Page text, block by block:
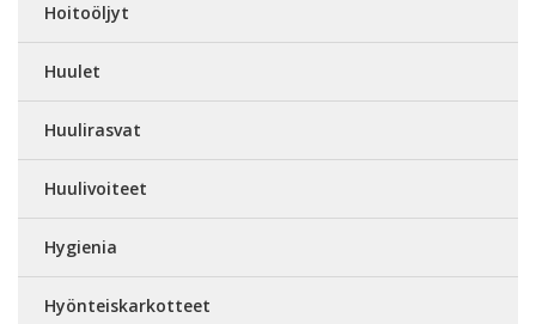
Hoitoöljyt
Huulet
Huulirasvat
Huulivoiteet
Hygienia
Hyönteiskarkotteet